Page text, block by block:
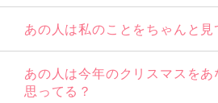
あの人は私のことをちゃんと見
あの人は今年のクリスマスを
思ってる？